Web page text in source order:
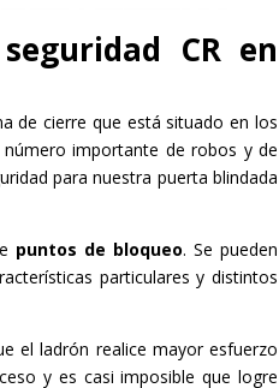
CR en
de cierre que está situado en los
importante de robos y de
para nuestra puerta blindada
puntos de bloqueo. Se pueden
particulares y distintos
el ladrón realice mayor esfuerzo
y es casi imposible que logre